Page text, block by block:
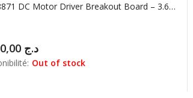
DRV8871 DC Motor Driver Breakout Board – 3.6A Max
د.ج
Out of stock